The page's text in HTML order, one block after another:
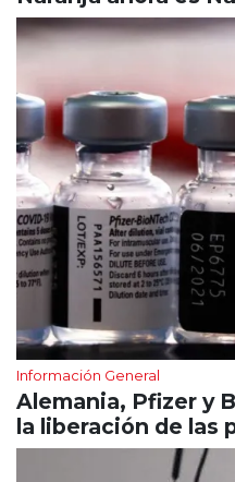
Información General
Alemania, Pfizer y
la liberación de las